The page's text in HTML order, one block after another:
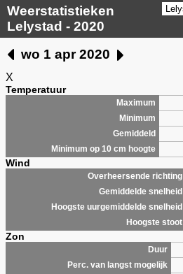
Weerstatistieken
Lelystad - 2020
wo 1 apr 2020
X
Temperatuur
Maximum
Minimum
Gemiddeld
Minimum op 10 cm hoogte
Wind
Overheersende richting
Gemiddelde snelheid
Hoogste uurgemiddelde snelheid
Hoogste stoot
Zon
Duur
Perc. van langst mogelijk